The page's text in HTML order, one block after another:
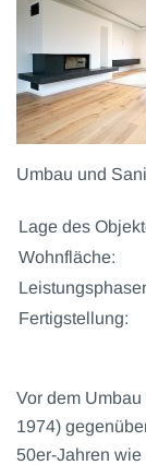
Umbau und
Lage des
Wohnfläche:
Fertigstellung:
Vor dem
1974)
50er-Jahren